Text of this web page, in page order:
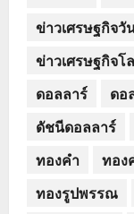
ข่าวเศรษฐกิจวั
ข่าวเศรษฐกิจโ
ดอลลาร์
ดอ
ดัชนีดอลลาร์
ทองคำ
ทอง
ทองรูปพรรณ